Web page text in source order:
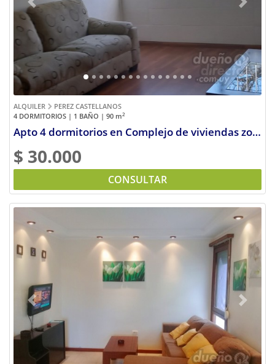
Previous Next
ALQUILER
PEREZ CASTELLANOS
4 DORMITORIOS | 1 BAÑO | 90 m2
Apto 4 dormitorios en Complejo de viviendas zona antel arenas
$ 30.000
CONSULTAR
Previous Next